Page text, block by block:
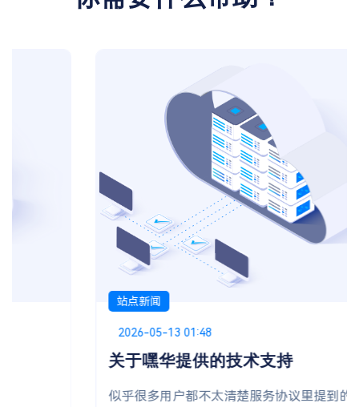
2026-05-13 01:48
关于嘿华提供的技术支持
似乎很多用户都不太清楚服务协议里提到的“技术支持”